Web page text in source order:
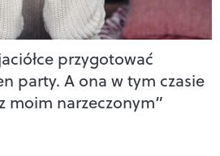
przygotować
party. A ona w tym czasie
moim narzeczonym”